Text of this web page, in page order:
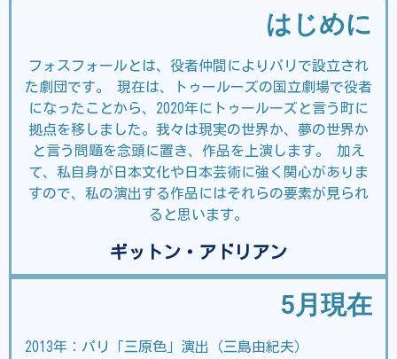
はじめに
フォスフォールとは、役者仲間によりパリで設立され
た劇団です。 現在は、トゥールーズの国立劇場で役者
になったことから、2020年にトゥールーズと言う町に
拠点を移しました。我々は現実の世界か、夢の世界か
と言う問題を念頭に置き、作品を上演します。 加え
て、私自身が日本文化や日本芸術に強く関心がありま
すので、私の演出する作品にはそれらの要素が見られ
ると思います。
ギットン・アドリアン
5月現在
2013年：パリ「三原色」演出（三島由紀夫）